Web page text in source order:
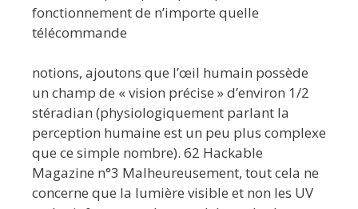
fonctionnement de n’importe quelle
télécommande
notions, ajoutons que l’œil humain possède
un champ de « vision précise » d’environ 1/2
stéradian (physiologiquement parlant la
perception humaine est un peu plus complexe
que ce simple nombre). 62 Hackable
Magazine n°3 Malheureusement, tout cela ne
concerne que la lumière visible et non les UV